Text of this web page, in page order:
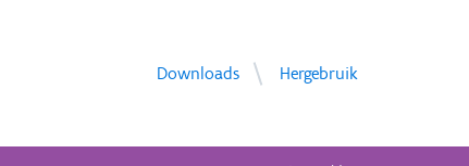
Downloads Hergebruik